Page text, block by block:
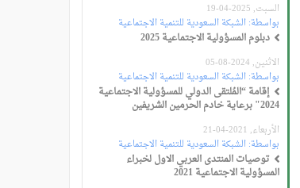
السبت, 2025-04-19
بواسطة:الشبكة السعودية للتنمية الاجتماعية
دبلوم المسؤولية الاجتماعية 2025
الاثنين, 2024-08-05
بواسطة:الشبكة السعودية للتنمية الاجتماعية
إقامة “المُلتقى الدولي للمسؤولية الاجتماعية
2024" برعاية خادم الحرمين الشريفين
الأربعاء, 2021-04-21
بواسطة:الشبكة السعودية للتنمية الاجتماعية
توصيات المنتدى العربي الاول لخبراء
المسؤولية الاجتماعية 2021